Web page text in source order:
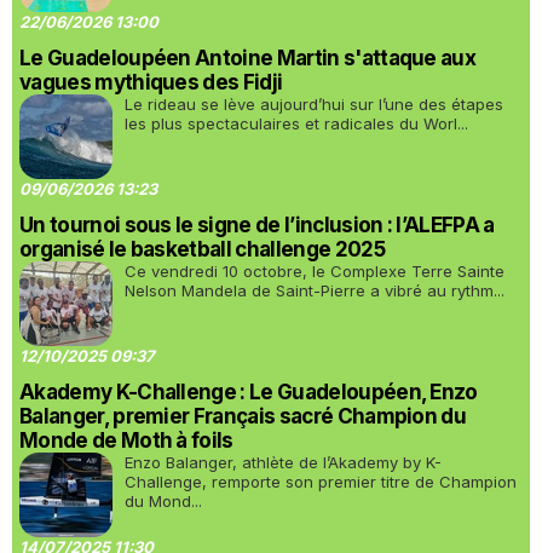
22/06/2026 13:00
Le Guadeloupéen Antoine Martin s'attaque aux
vagues mythiques des Fidji
Le rideau se lève aujourd’hui sur l’une des étapes
les plus spectaculaires et radicales du Worl...
09/06/2026 13:23
Un tournoi sous le signe de l’inclusion : l’ALEFPA a
organisé le basketball challenge 2025
Ce vendredi 10 octobre, le Complexe Terre Sainte
Nelson Mandela de Saint-Pierre a vibré au rythm...
12/10/2025 09:37
Akademy K-Challenge : Le Guadeloupéen, Enzo
Balanger, premier Français sacré Champion du
Monde de Moth à foils
Enzo Balanger, athlète de l’Akademy by K-
Challenge, remporte son premier titre de Champion
du Mond...
14/07/2025 11:30